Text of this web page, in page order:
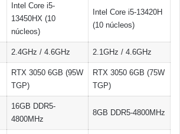
Intel Core i5-
13450HX (10
núcleos)
Intel Core i5-13420H
(10 núcleos)
2.4GHz / 4.6GHz 2.1GHz / 4.6GHz
RTX 3050 6GB (95W
TGP)
RTX 3050 6GB (75W
TGP)
16GB DDR5-
4800MHz
8GB DDR5-4800MHz